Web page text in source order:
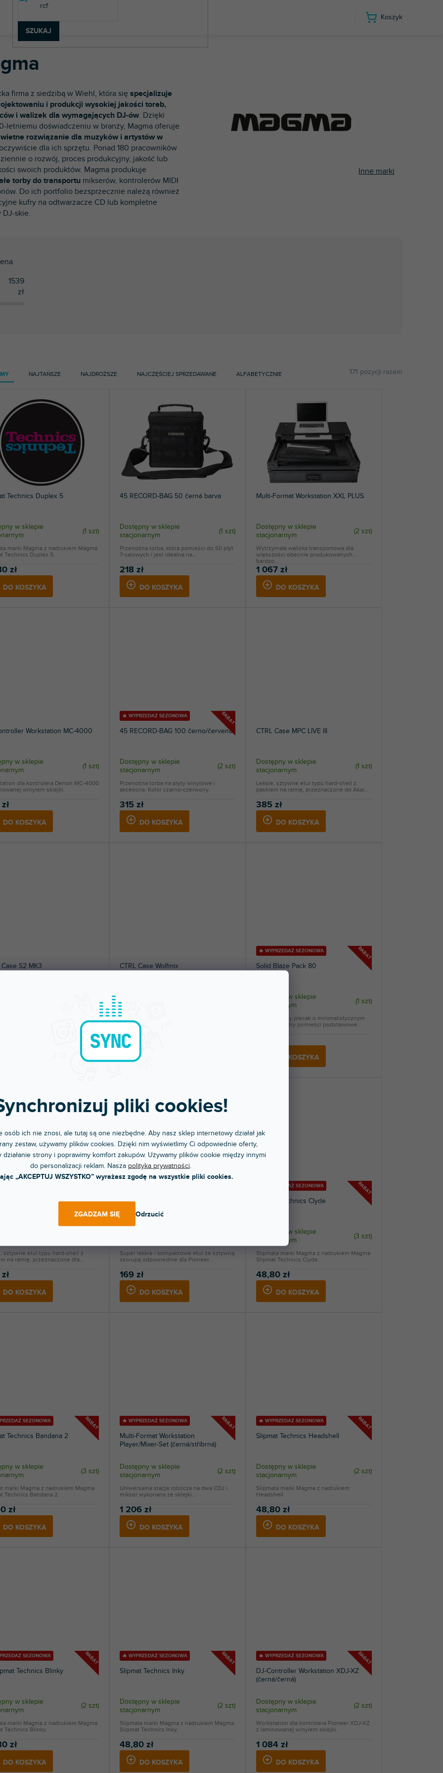
pliki cookies!
osób ich nie znosi, ale tutaj są one niezbędne. Aby nasz sklep internetowy działał jak
zestaw, używamy plików cookies. Dzięki nim wyświetlimy Ci odpowiednie oferty,
działanie strony i poprawimy komfort zakupów. Używamy plików cookie między innymi
do personalizacji reklam. Nasza polityka prywatności.
„AKCEPTUJ WSZYSTKO” wyrażasz zgodę na wszystkie pliki cookies.
Odrzucić
ZGADZAM SIĘ
SZUKAJ
Koszyk
firma z siedzibą w Wiehl, która się specjalizuje
i produkcji wysokiej jakości toreb,
i walizek dla wymagających DJ-ów. Dzięki
letniemu doświadczeniu w branży, Magma oferuje
rozwiązanie dla muzyków i artystów w
dla ich sprzętu. Ponad 180 pracowników
o rozwój, proces produkcyjny, jakość lub
swoich produktów. Magma produkuje
torby do transportu mikserów, kontrolerów MIDI
Do ich portfolio bezsprzecznie należą również
kufry na odtwarzacze CD lub kompletne
DJ-skie.
Inne marki
1539
zł
NAJTAŃSZE NAJDROŻSZE NAJCZĘŚCIEJ SPRZEDAWANE ALFABETYCZNIE 171 pozycji razem
Technics Duplex 5
w sklepie
(1 szt)
zł
DO KOSZYKA
marki Magma z nadrukiem Magma
Technics Duplex 5.
45 RECORD-BAG 50 černá barva
Dostępny w sklepie
stacjonarnym
(1 szt)
218 zł
DO KOSZYKA
Przenośna torba, która pomieści do 50 płyt
7-calowych i jest idealna na...
Multi-Format Workstation XXL PLUS
Dostępny w sklepie
stacjonarnym
(2 szt)
1 067 zł
DO KOSZYKA
Wytrzymała walizka transportowa dla
większości obecnie produkowanych
bardzo...
Workstation MC-4000
w sklepie
(1 szt)
DO KOSZYKA
dla kontrolera Denon MC-4000
winylem sklejki.
RABAT
🔥 WYPRZEDAŻ SEZONOWA
45 RECORD-BAG 100 černo/červená
Dostępny w sklepie
stacjonarnym
(2 szt)
315 zł
DO KOSZYKA
Przenośna torba na płyty winylowe i
akcesoria. Kolor czarno-czerwony.
CTRL Case MPC LIVE III
Dostępny w sklepie
stacjonarnym
(1 szt)
385 zł
DO KOSZYKA
Lekkie, sztywne etui typu hard-shell z
paskiem na ramię, przeznaczone do Akai...
Case S2 MK3 CTRL Case Wolfmix
stacjonarnym
171 zł
DO KOSZYKA
Kompaktowe i ochronne rozwiązanie do
przechowywania kontrolera Wolfmix.
RABAT
🔥 WYPRZEDAŻ SEZONOWA
Solid Blaze Pack 80
Dostępny w sklepie
stacjonarnym
(1 szt)
DO KOSZYKA
Jednodniowy plecak o minimalistycznym
designie, który pomieści podstawowe...
Push 3
DO KOSZYKA
sztywne etui typu hard-shell z
na ramię, przeznaczone dla...
CTRL CASE DDJ-REV1
169 zł
DO KOSZYKA
Super lekkie i kompaktowe etui ze sztywną
skorupą odpowiednie dla Pioneer...
RABAT
🔥 WYPRZEDAŻ SEZONOWA
Slipmat Technics Clyde
Dostępny w sklepie
stacjonarnym
(3 szt)
48,80 zł
DO KOSZYKA
Slipmata marki Magma z nadrukiem Magma
Slipmat Technics Clyde.
RABAT
SEZONOWA
Technics Bandana 2
w sklepie
(3 szt)
zł
DO KOSZYKA
marki Magma z nadrukiem Magma
Technics Bandana 2.
RABAT
🔥 WYPRZEDAŻ SEZONOWA
Multi-Format Workstation
Player/Mixer-Set (černá/stříbrná)
Dostępny w sklepie
stacjonarnym
(2 szt)
1 206 zł
DO KOSZYKA
Uniwersalna stacja robocza na dwa CDJ i
mikser wykonana ze sklejki...
RABAT
🔥 WYPRZEDAŻ SEZONOWA
Slipmat Technics Headshell
Dostępny w sklepie
stacjonarnym
(2 szt)
48,80 zł
DO KOSZYKA
Slipmata marki Magma z nadrukiem
Headshell.
RABAT
SEZONOWA
Technics Blinky
w sklepie
(2 szt)
zł
DO KOSZYKA
marki Magma z nadrukiem Magma
Technics Blinky.
RABAT
🔥 WYPRZEDAŻ SEZONOWA
Slipmat Technics Inky
Dostępny w sklepie
stacjonarnym
(2 szt)
48,80 zł
DO KOSZYKA
Slipmata marki Magma z nadrukiem Magma
Slipmat Technics Inky.
RABAT
🔥 WYPRZEDAŻ SEZONOWA
DJ-Controller Workstation XDJ-XZ
(černá/černá)
Dostępny w sklepie
stacjonarnym
(2 szt)
1 084 zł
DO KOSZYKA
Workstation dla kontrolera Pioneer XDJ-XZ
z laminowanej winylem sklejki.